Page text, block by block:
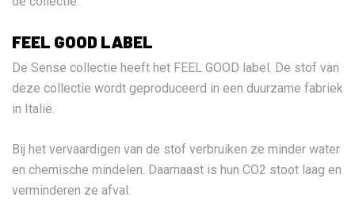
FEEL GOOD LABEL
De Sense collectie heeft het FEEL GOOD label. De stof van
deze collectie wordt geproduceerd in een duurzame fabriek
in Italië.
Bij het vervaardigen van de stof verbruiken ze minder water
en chemische mindelen. Daarnaast is hun CO2 stoot laag en
verminderen ze afval.